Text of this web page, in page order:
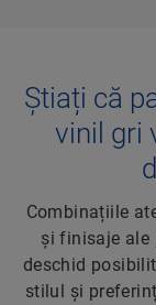
Știați că
vinil gri
Combinațiile
și finisaje ale
deschid
stilul și